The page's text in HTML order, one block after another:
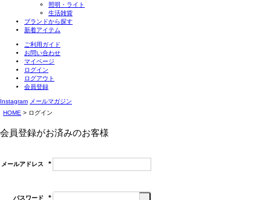
照明・ライト
生活雑貨
ブランドから探す
新着アイテム
ご利用ガイド
お問い合わせ
マイページ
ログイン
ログアウト
会員登録
Instagram メールマガジン
HOME
ログイン
会員登録がお済みのお客様
メールアドレス
(必
パスワード